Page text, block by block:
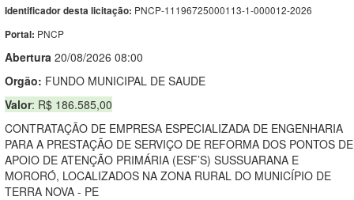
Identificador desta licitação: PNCP-11196725000113-1-000012-2026
Portal: PNCP
Abertura 20/08/2026 08:00
Orgão: FUNDO MUNICIPAL DE SAUDE
Valor: R$ 186.585,00
CONTRATAÇÃO DE EMPRESA ESPECIALIZADA DE ENGENHARIA
PARA A PRESTAÇÃO DE SERVIÇO DE REFORMA DOS PONTOS DE
APOIO DE ATENÇÃO PRIMÁRIA (ESF’S) SUSSUARANA E
MORORÓ, LOCALIZADOS NA ZONA RURAL DO MUNICÍPIO DE
TERRA NOVA - PE